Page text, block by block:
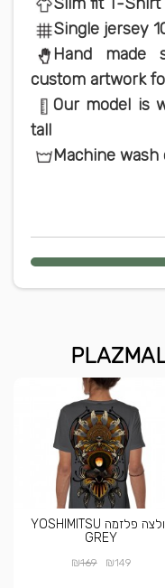
Single jersey
Hand made
custom artwork
Our model is
tall
Machine
חולצה פלזמה YOSHIMITSU
GREY
₪149
₪169